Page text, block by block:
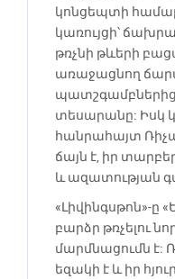
կոնցեպտի համար
կառույցի՝
թռչնի թևերի
առաջացնող
պատշգամբներից
տեսարանը: Իսկ
հանրահայտ
ճայն է, իր
և ազատության
«Լիվինգսթոն»-ը
բարձր թռչելու
մարմնացումն է:
եզակի է և իր